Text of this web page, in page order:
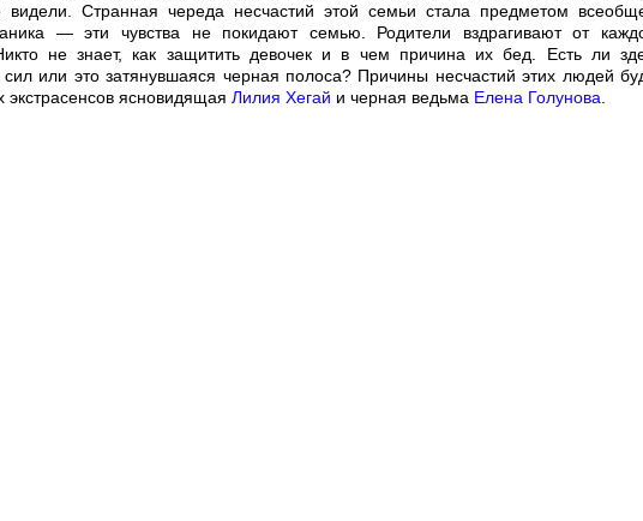
видели. Странная череда несчастий этой семьи стала предметом
— эти чувства не покидают семью. Родители вздрагивают от
не знает, как защитить девочек и в чем причина их бед. Есть ли
или это затянувшаяся черная полоса? Причины несчастий этих людей
экстрасенсов ясновидящая Лилия Хегай и черная ведьма Елена Голунова